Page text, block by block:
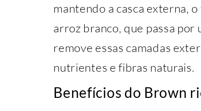
mantendo a casca externa,
arroz branco, que passa
remove essas camadas
nutrientes e fibras naturais.
Benefícios do Brown